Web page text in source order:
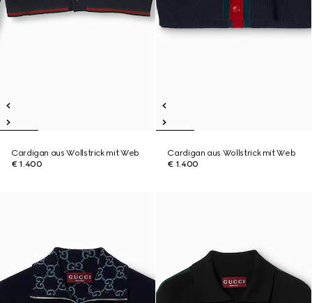
Cardigan aus Wollstrick mit Web
€ 1.400
Cardigan aus Wollstrick mit Web
€ 1.400